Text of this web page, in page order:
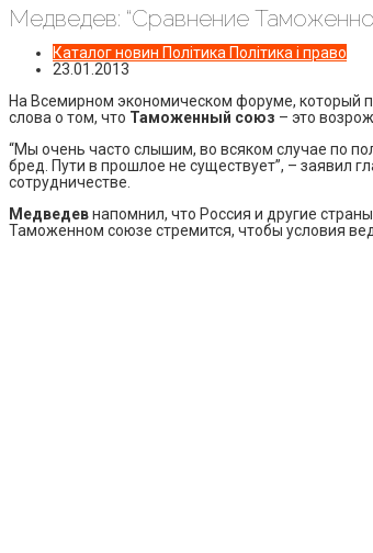
Медведев: “Сравнение
Каталог новин Політика Політика і право
23.01.2013
На Всемирном экономическом форуме, который
слова о том, что Таможенный союз – это
“Мы очень часто слышим, во всяком случае по
бред. Пути в прошлое не существует”, – заявил
сотрудничестве.
Медведевнапомнил, что Россия и другие
Таможенном союзе стремится, чтобы условия